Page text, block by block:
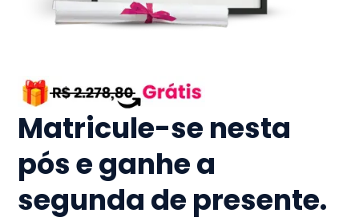
Matricule-se nesta
pós e ganhe a
segunda de presente.